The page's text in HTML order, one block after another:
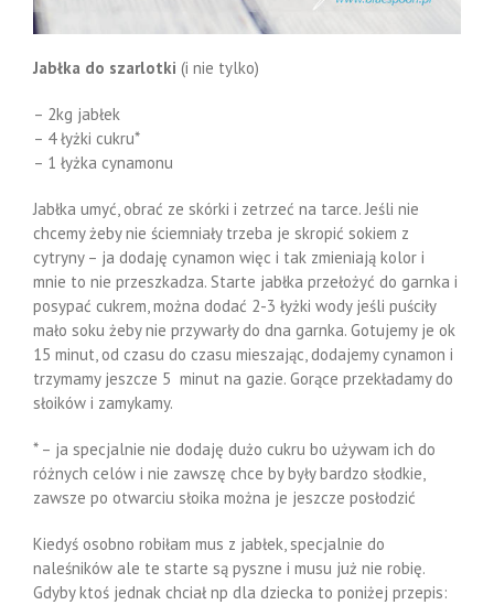
Jabłka do szarlotki (i nie tylko)
– 2kg jabłek
– 4 łyżki cukru*
– 1 łyżka cynamonu
Jabłka umyć, obrać ze skórki i zetrzeć na tarce. Jeśli nie
chcemy żeby nie ściemniały trzeba je skropić sokiem z
cytryny – ja dodaję cynamon więc i tak zmieniają kolor i
mnie to nie przeszkadza. Starte jabłka przełożyć do garnka i
posypać cukrem, można dodać 2-3 łyżki wody jeśli puściły
mało soku żeby nie przywarły do dna garnka. Gotujemy je ok
15 minut, od czasu do czasu mieszając, dodajemy cynamon i
trzymamy jeszcze 5 minut na gazie. Gorące przekładamy do
słoików i zamykamy.
* – ja specjalnie nie dodaję dużo cukru bo używam ich do
różnych celów i nie zawszę chce by były bardzo słodkie,
zawsze po otwarciu słoika można je jeszcze posłodzić
Kiedyś osobno robiłam mus z jabłek, specjalnie do
naleśników ale te starte są pyszne i musu już nie robię.
Gdyby ktoś jednak chciał np dla dziecka to poniżej przepis: